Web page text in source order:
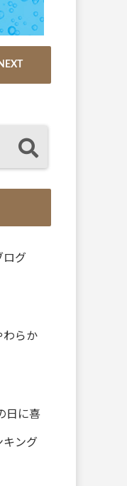
ログ
わらか
日に喜
キング